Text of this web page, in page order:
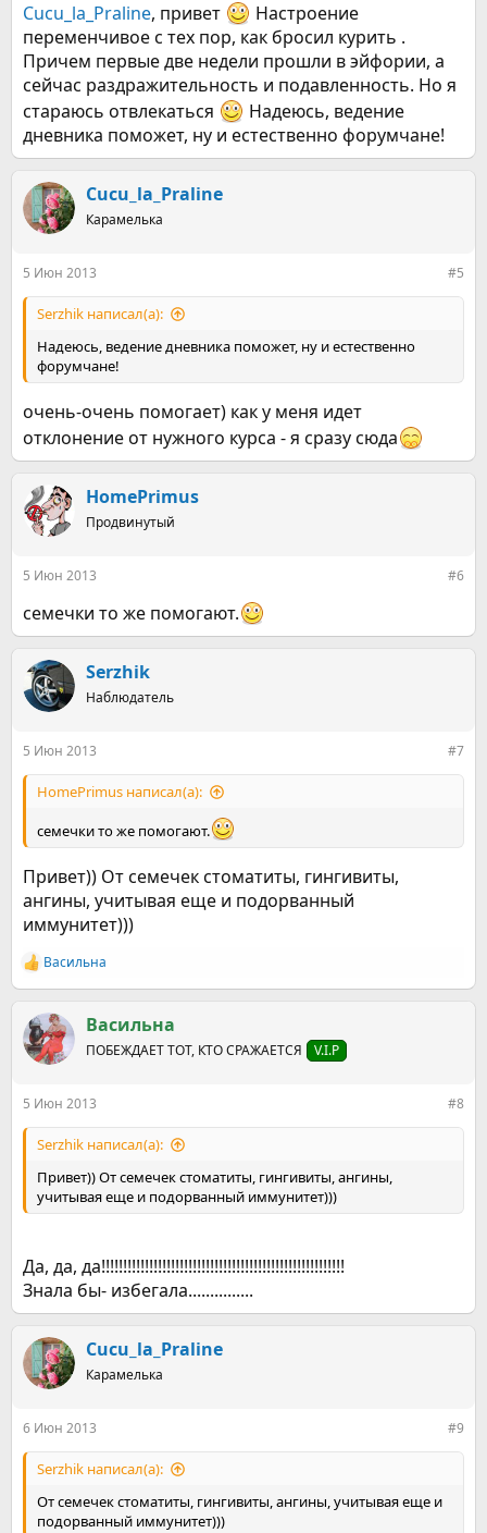
Cucu_la_Praline, привет
Настроение
переменчивое с тех пор, как бросил курить .
Причем первые две недели прошли в эйфории, а
сейчас раздражительность и подавленность. Но я
стараюсь отвлекаться
Надеюсь, ведение
дневника поможет, ну и естественно форумчане!
Cucu_la_Praline
Карамелька
5 Июн 2013 #5
Serzhik написал(а):
Надеюсь, ведение дневника поможет, ну и естественно
форумчане!
очень-очень помогает) как у меня идет
отклонение от нужного курса - я сразу сюда
HomePrimus
Продвинутый
5 Июн 2013 #6
семечки то же помогают.
Serzhik
Наблюдатель
5 Июн 2013 #7
HomePrimus написал(а):
семечки то же помогают.
Привет)) От семечек стоматиты, гингивиты,
ангины, учитывая еще и подорванный
иммунитет)))
Р
е
к
ц
и
Васильна
Васильна
ПОБЕЖДАЕТ ТОТ, КТО СРАЖАЕТСЯ V.I.P
5 Июн 2013 #8
Serzhik написал(а):
Привет)) От семечек стоматиты, гингивиты, ангины,
учитывая еще и подорванный иммунитет)))
Да, да, да!!!!!!!!!!!!!!!!!!!!!!!!!!!!!!!!!!!!!!!!!!!!!!!!!!!!!!!!
Знала бы- избегала...............
Cucu_la_Praline
Карамелька
6 Июн 2013 #9
Serzhik написал(а):
От семечек стоматиты, гингивиты, ангины, учитывая еще и
подорванный иммунитет)))